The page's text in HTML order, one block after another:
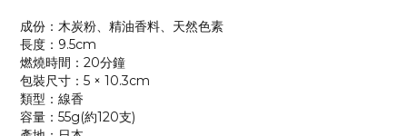
成份：木炭粉、精油香料、天然色素
長度：9.5cm
燃燒時間：20分鐘
包裝尺寸：5 × 10.3cm
類型：線香
容量：55g(約120支)